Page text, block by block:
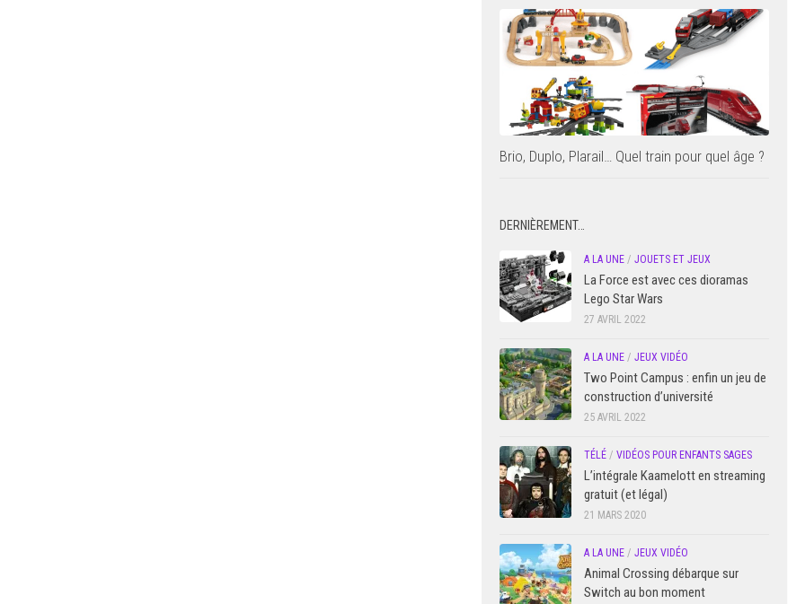
Brio, Duplo, Plarail… Quel train pour quel âge ?
DERNIÈREMENT…
A LA UNE / JOUETS ET JEUX
La Force est avec ces dioramas
Lego Star Wars
27 AVRIL 2022
A LA UNE / JEUX VIDÉO
Two Point Campus : enfin un jeu de
construction d’université
25 AVRIL 2022
TÉLÉ / VIDÉOS POUR ENFANTS SAGES
L’intégrale Kaamelott en streaming
gratuit (et légal)
21 MARS 2020
A LA UNE / JEUX VIDÉO
Animal Crossing débarque sur
Switch au bon moment